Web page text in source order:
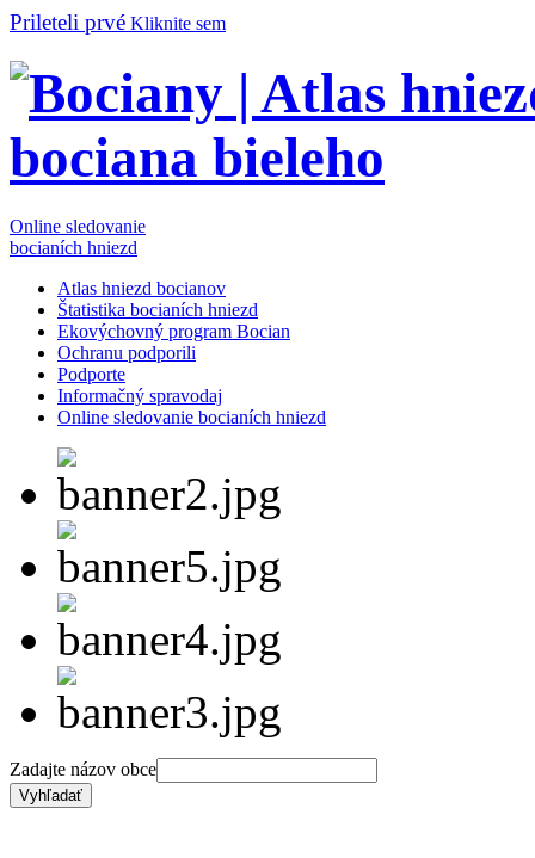
Prileteli prvé Kliknite sem
Online sledovanie
bocianích hniezd
Atlas hniezd bocianov
Štatistika bocianích hniezd
Ekovýchovný program Bocian
Ochranu podporili
Podporte
Informačný spravodaj
Online sledovanie bocianích hniezd
Zadajte názov obce